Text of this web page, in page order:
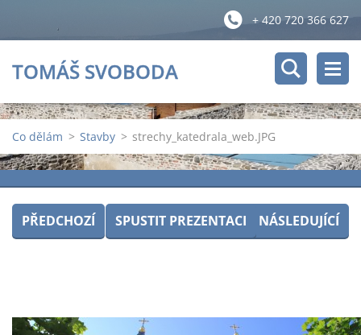
+ 420 720 366 627
TOMÁŠ SVOBODA
Co dělám > Stavby > strechy_katedrala_web.JPG
PŘEDCHOZÍ SPUSTIT PREZENTACI NÁSLEDUJÍCÍ